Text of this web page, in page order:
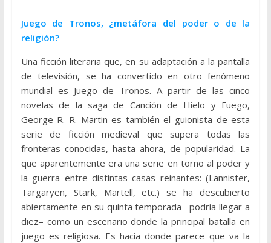
Juego de Tronos, ¿metáfora del poder o de la
religión?
Una ficción literaria que, en su adaptación a la pantalla
de televisión, se ha convertido en otro fenómeno
mundial es Juego de Tronos. A partir de las cinco
novelas de la saga de Canción de Hielo y Fuego,
George R. R. Martin es también el guionista de esta
serie de ficción medieval que supera todas las
fronteras conocidas, hasta ahora, de popularidad. La
que aparentemente era una serie en torno al poder y
la guerra entre distintas casas reinantes: (Lannister,
Targaryen, Stark, Martell, etc.) se ha descubierto
abiertamente en su quinta temporada –podría llegar a
diez– como un escenario donde la principal batalla en
juego es religiosa. Es hacia donde parece que va la